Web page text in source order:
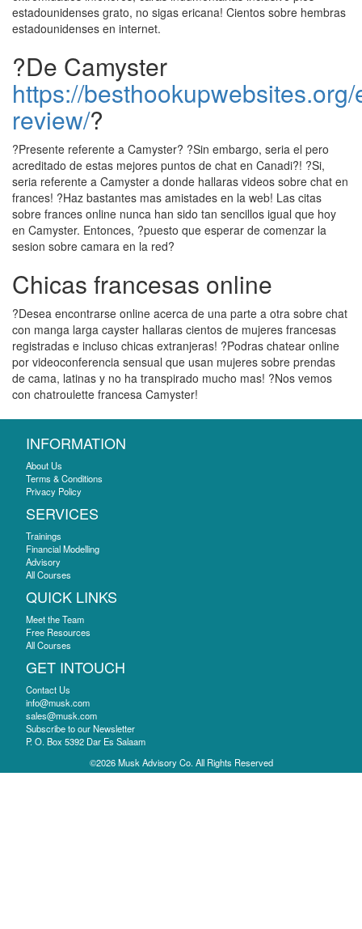
estadounidenses grato, no sigas ericana! Cientos sobre hembras
estadounidenses en internet.
?De Camyster
https://
review/?
?Presente referente a Camyster? ?Sin embargo, seri­a el pero
acreditado de estas mejores puntos de chat en Canadi?! ?Si,
seri­a referente a Camyster a donde hallaras videos sobre chat en
frances! ?Haz bastantes mas amistades en la web! Las citas
sobre frances online nunca han sido tan sencillos igual que hoy
en Camyster. Entonces, ?puesto que esperar de comenzar la
sesion sobre camara en la red?
Chicas francesas online
?Desea encontrarse online acerca de una parte a otra sobre chat
con manga larga cayster hallaras cientos de mujeres francesas
registradas e incluso chicas extranjeras! ?Podras chatear online
por videoconferencia sensual que usan mujeres sobre prendas
de cama, latinas y no ha transpirado mucho mas! ?Nos vemos
con chatroulette francesa Camyster!
INFORMATION
About Us
Terms & Conditions
Privacy Policy
SERVICES
Trainings
Financial Modelling
Advisory
All Courses
QUICK LINKS
Meet the Team
Free Resources
All Courses
GET INTOUCH
Contact Us
info@musk.com
sales@musk.com
Subscribe to our Newsletter
P. O. Box 5392 Dar Es Salaam
©2026 Musk Advisory Co. All Rights Reserved